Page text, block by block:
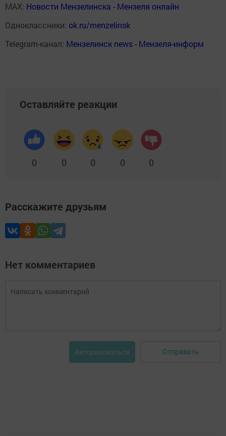
MAX: Новости Мензелинска - Мензеля онлайн
Одноклассники: ok.ru/menzelinsk
Telegram-канал: Мензелинск news - Мензеля-информ
Оставляйте реакции
0 0 0 0 0
Расскажите друзьям
Нет комментариев
Авторизоваться Отправить